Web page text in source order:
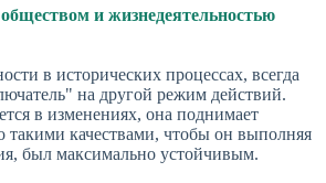
и жизнедеятельностью
в исторических процессах, всегда
на другой режим действий.
в изменениях, она поднимает
такими качествами, чтобы он выполняя
был максимально устойчивым.